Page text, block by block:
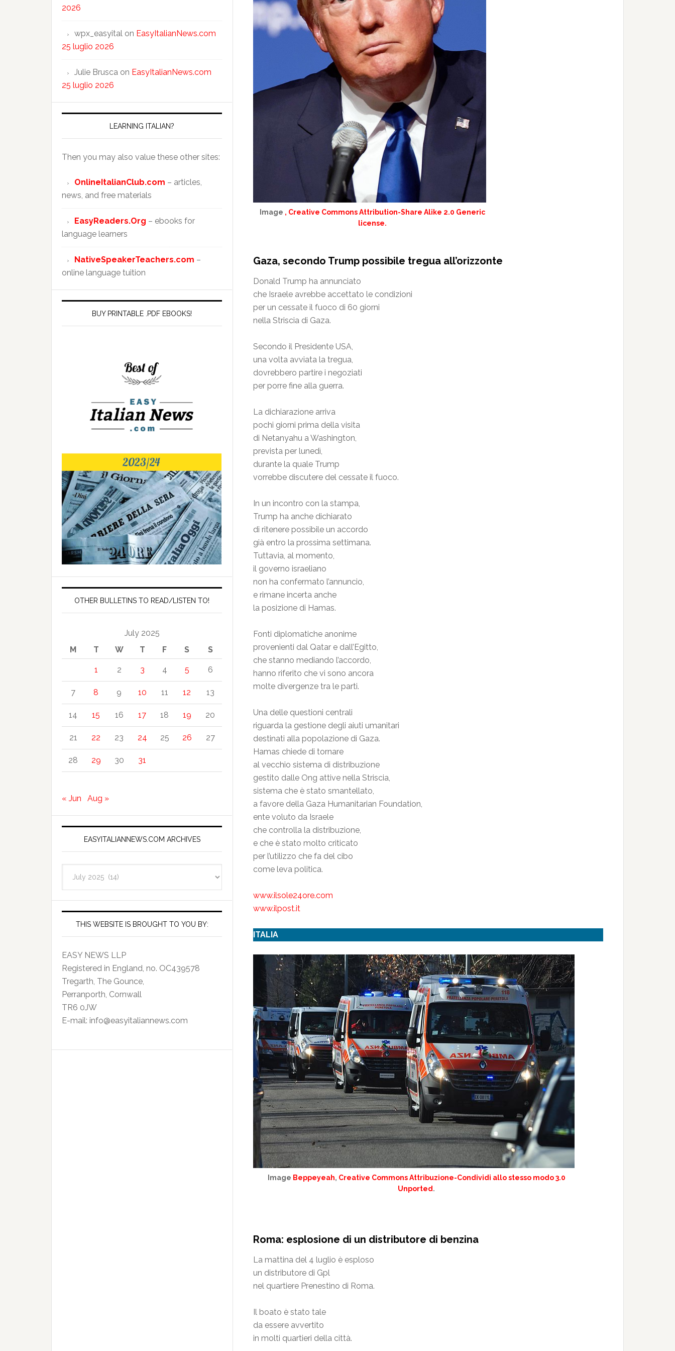
Image , Creative Commons Attribution-Share Alike 2.0 Generic
license.
Gaza, secondo Trump possibile tregua all’orizzonte
Donald Trump ha annunciato
che Israele avrebbe accettato le condizioni
per un cessate il fuoco di 60 giorni
nella Striscia di Gaza.
Secondo il Presidente USA,
una volta avviata la tregua,
dovrebbero partire i negoziati
per porre fine alla guerra.
La dichiarazione arriva
pochi giorni prima della visita
di Netanyahu a Washington,
prevista per lunedì,
durante la quale Trump
vorrebbe discutere del cessate il fuoco.
In un incontro con la stampa,
Trump ha anche dichiarato
di ritenere possibile un accordo
già entro la prossima settimana.
Tuttavia, al momento,
il governo israeliano
non ha confermato l’annuncio,
e rimane incerta anche
la posizione di Hamas.
Fonti diplomatiche anonime
provenienti dal Qatar e dall’Egitto,
che stanno mediando l’accordo,
hanno riferito che vi sono ancora
molte divergenze tra le parti.
Una delle questioni centrali
riguarda la gestione degli aiuti umanitari
destinati alla popolazione di Gaza.
Hamas chiede di tornare
al vecchio sistema di distribuzione
gestito dalle Ong attive nella Striscia,
sistema che è stato smantellato,
a favore della Gaza Humanitarian Foundation,
ente voluto da Israele
che controlla la distribuzione,
e che è stato molto criticato
per l’utilizzo che fa del cibo
come leva politica.
www.ilsole24ore.com
www.ilpost.it
ITALIA
Image Beppeyeah, Creative Commons Attribuzione-Condividi allo stesso modo 3.0
Unported.
Roma: esplosione di un distributore di benzina
La mattina del 4 luglio è esploso
un distributore di Gpl
nel quartiere Prenestino di Roma.
Il boato è stato tale
da essere avvertito
in molti quartieri della città.
2026
wpx_easyital on EasyItalianNews.com
25 luglio 2026
Julie Brusca on EasyItalianNews.com
25 luglio 2026
LEARNING ITALIAN?
Then you may also value these other sites:
OnlineItalianClub.com – articles,
news, and free materials
EasyReaders.Org – ebooks for
language learners
NativeSpeakerTeachers.com –
online language tuition
BUY PRINTABLE .PDF EBOOKS!
OTHER BULLETINS TO READ/LISTEN TO!
July 2025
M
T W T F S S
1 2 3 4 5 6
7 8 9 10 11 12 13
14 15 16 17 18 19 20
21 22 23 24 25 26 27
28 29 30 31
« Jun Aug »
EASYITALIANNEWS.COM ARCHIVES
Archives
THIS WEBSITE IS BROUGHT TO YOU BY:
EASY NEWS LLP
Registered in England, no. OC439578
Tregarth, The Gounce,
Perranporth, Cornwall
TR6 0JW
E-mail: info@easyitaliannews.com